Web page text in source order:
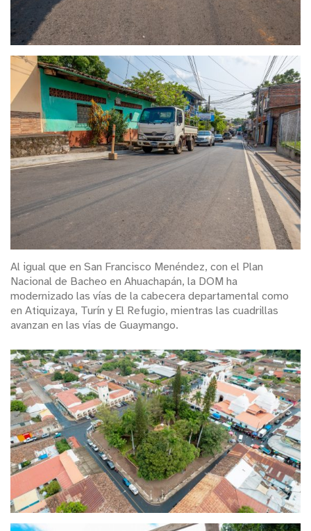
Al igual que en San Francisco Menéndez, con el Plan
Nacional de Bacheo en Ahuachapán, la DOM ha
modernizado las vías de la cabecera departamental como
en Atiquizaya, Turín y El Refugio, mientras las cuadrillas
avanzan en las vías de Guaymango.